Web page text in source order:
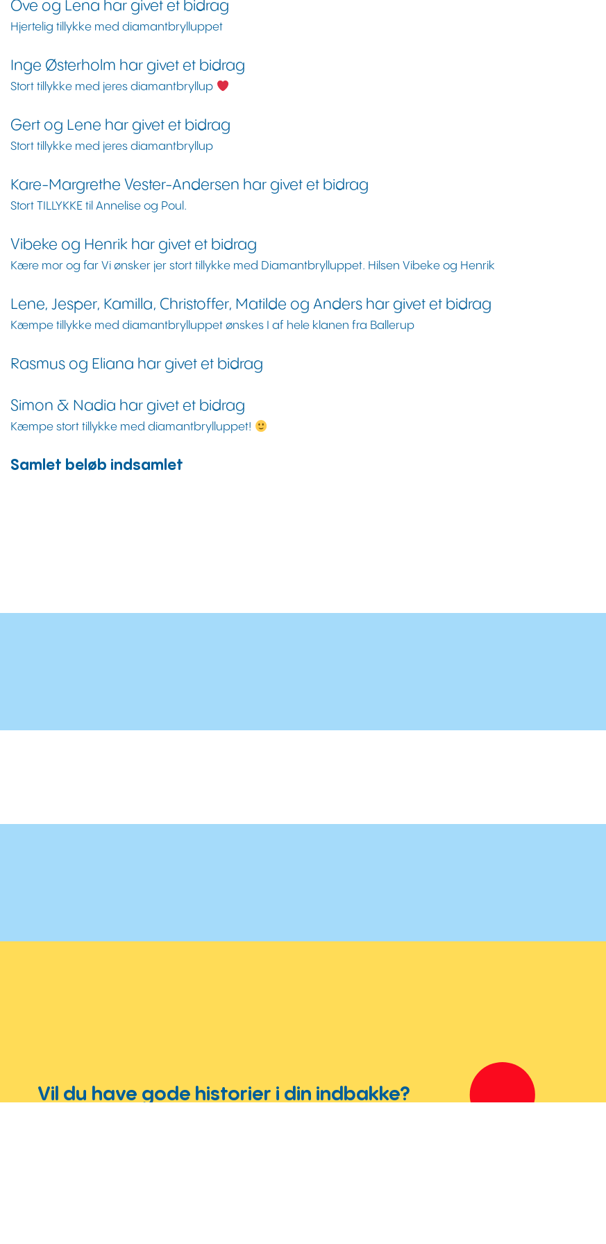
Ove og Lena har givet et bidrag
Hjertelig tillykke med diamantbrylluppet
Inge Østerholm har givet et bidrag
Stort tillykke med jeres diamantbryllup
Gert og Lene har givet et bidrag
Stort tillykke med jeres diamantbryllup
Kare-Margrethe Vester-Andersen har givet et bidrag
Stort TILLYKKE til Annelise og Poul.
Vibeke og Henrik har givet et bidrag
Kære mor og far Vi ønsker jer stort tillykke med Diamantbrylluppet. Hilsen Vibeke og Henrik
Lene, Jesper, Kamilla, Christoffer, Matilde og Anders har givet et bidrag
Kæmpe tillykke med diamantbrylluppet ønskes I af hele klanen fra Ballerup
Rasmus og Eliana har givet et bidrag
Simon & Nadia har givet et bidrag
Kæmpe stort tillykke med diamantbrylluppet!
Samlet beløb indsamlet
Vil du have gode historier i din indbakke?